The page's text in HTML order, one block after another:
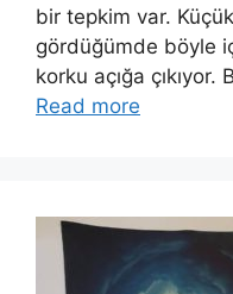
bir tepkim var.
gördüğümde böyle
korku açığa
Read more